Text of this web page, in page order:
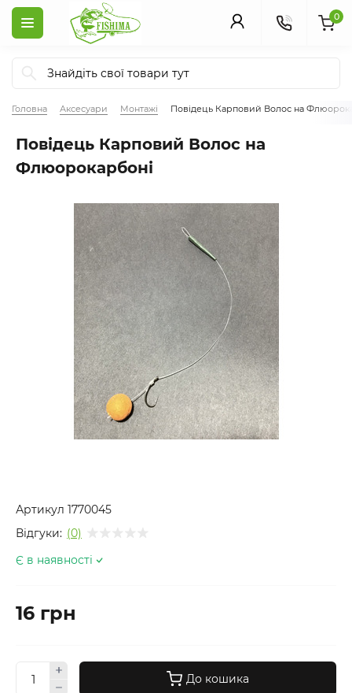
0
Головна Аксесуари Монтажі Повідець Карповий Волос на
Повідець Карповий Волос на
Флюорокарбоні
Артикул 1770045
Відгуки: (0)
Є в наявності
16 грн
До кошика